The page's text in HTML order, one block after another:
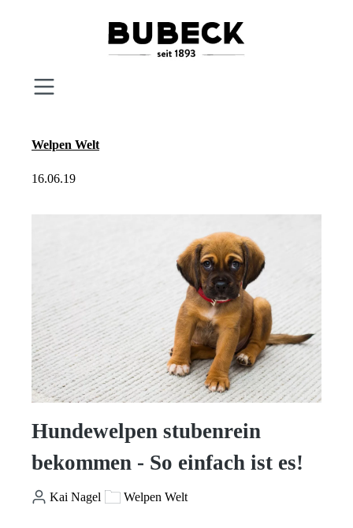
Zum Hauptinhalt springen
Welpen Welt
16.06.19
Hundewelpen stubenrein
bekommen - So einfach ist es!
Kai Nagel Welpen Welt